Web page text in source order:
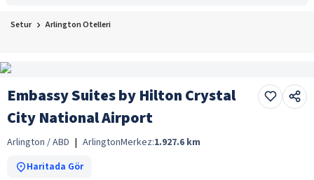
Setur Arlington Otelleri
Embassy Suites by Hilton Crystal
City National Airport
Arlington / ABD | ArlingtonMerkez:1.927.6 km
Haritada Gör